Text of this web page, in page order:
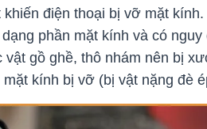
điện thoại bị vỡ mặt kính.
phần mặt kính và có
gồ ghề, thô nhám nên bị
kính bị vỡ (bị vật nặng đè